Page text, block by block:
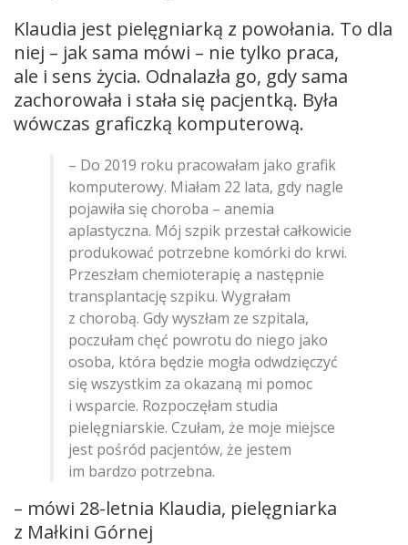
Klaudia jest pielęgniarką z powołania. To dla
niej – jak sama mówi – nie tylko praca,
ale i sens życia. Odnalazła go, gdy sama
zachorowała i stała się pacjentką. Była
wówczas graficzką komputerową.
– Do 2019 roku pracowałam jako grafik
komputerowy. Miałam 22 lata, gdy nagle
pojawiła się choroba – anemia
aplastyczna. Mój szpik przestał całkowicie
produkować potrzebne komórki do krwi.
Przeszłam chemioterapię a następnie
transplantację szpiku. Wygrałam
z chorobą. Gdy wyszłam ze szpitala,
poczułam chęć powrotu do niego jako
osoba, która będzie mogła odwdzięczyć
się wszystkim za okazaną mi pomoc
i wsparcie. Rozpoczęłam studia
pielęgniarskie. Czułam, że moje miejsce
jest pośród pacjentów, że jestem
im bardzo potrzebna.
– mówi 28-letnia Klaudia, pielęgniarka
z Małkini Górnej